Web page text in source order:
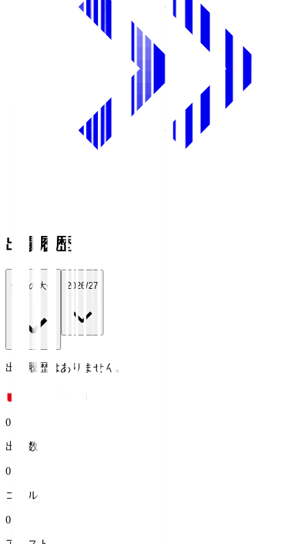
出場履歴
全ての大会 2026/27
出場履歴はありません。
0
出場数
0
ゴール
0